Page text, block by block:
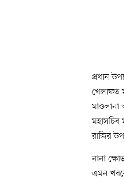
প্রধান
খেলাফত
মাওলানা
রাজির
নানা
এমন